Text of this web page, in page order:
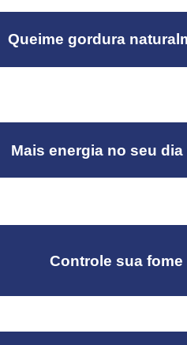
Queime gordura
Mais energia no seu dia
Controle sua fome